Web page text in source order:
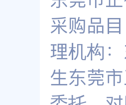
采购品
理机构
生东莞